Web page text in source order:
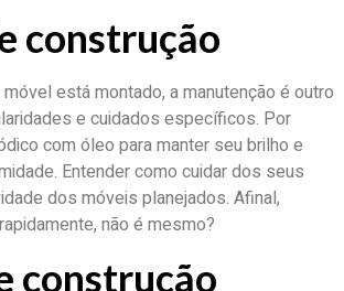
construção
está montado, a manutenção é outro
e cuidados específicos. Por
com óleo para manter seu brilho e
Entender como cuidar dos seus
dos móveis planejados. Afinal,
não é mesmo?
construção